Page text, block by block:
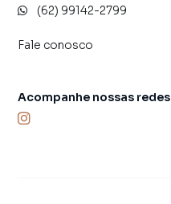
(62) 99142-2799
Fale conosco
Acompanhe nossas redes